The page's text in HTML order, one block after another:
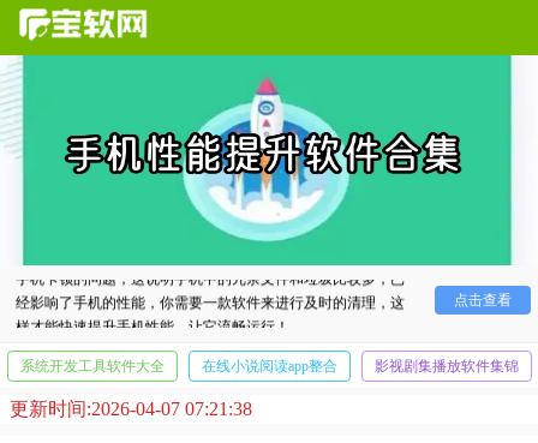
点击查看
经影响了手机的性能，你需要一款软件来进行及时的清理，这
样才能快速提升手机性能，让它流畅运行！
系统开发工具软件大全 在线小说阅读app整合 影视剧集播放软件集锦
更新时间:2026-04-07 07:21:38